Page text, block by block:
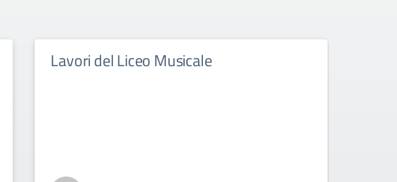
Lavori del Liceo Musicale